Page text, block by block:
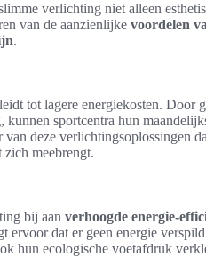
verlichting niet alleen
van de aanzienlijke voordelen
.
tot lagere energiekosten. Door
sportcentra hun
deze verlichtingsoplossingen
meebrengt.
bij aan verhoogde energie-
ervoor dat er geen energie
hun ecologische voetafdruk